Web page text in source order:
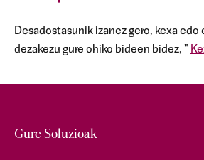
Desadostasunik izanez gero, kexa edo
dezakezu gure ohiko bideen bidez, "
Gure Soluzioak